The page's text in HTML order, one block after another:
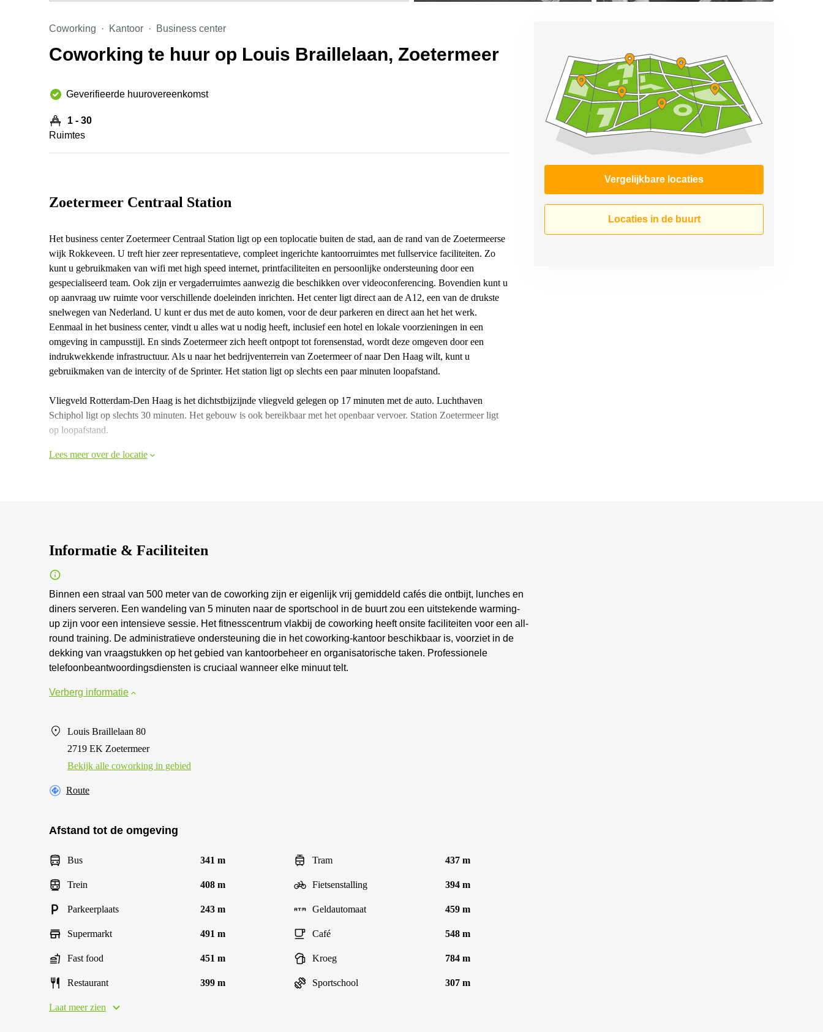
Coworking Kantoor Business center
Coworking te huur op Louis Braillelaan, Zoetermeer
Geverifieerde huurovereenkomst
1 - 30
Ruimtes
Vergelijkbare locaties
Locaties in de buurt
Zoetermeer Centraal Station
Het business center Zoetermeer Centraal Station ligt op een toplocatie buiten de stad, aan de rand van de Zoetermeerse
wijk Rokkeveen. U treft hier zeer representatieve, compleet ingerichte kantoorruimtes met fullservice faciliteiten. Zo
kunt u gebruikmaken van wifi met high speed internet, printfaciliteiten en persoonlijke ondersteuning door een
gespecialiseerd team. Ook zijn er vergaderruimtes aanwezig die beschikken over videoconferencing. Bovendien kunt u
op aanvraag uw ruimte voor verschillende doeleinden inrichten. Het center ligt direct aan de A12, een van de drukste
snelwegen van Nederland. U kunt er dus met de auto komen, voor de deur parkeren en direct aan het het werk.
Eenmaal in het business center, vindt u alles wat u nodig heeft, inclusief een hotel en lokale voorzieningen in een
omgeving in campusstijl. En sinds Zoetermeer zich heeft ontpopt tot forensenstad, wordt deze omgeven door een
indrukwekkende infrastructuur. Als u naar het bedrijventerrein van Zoetermeer of naar Den Haag wilt, kunt u
gebruikmaken van de intercity of de Sprinter. Het station ligt op slechts een paar minuten loopafstand.
Vliegveld Rotterdam-Den Haag is het dichtstbijzijnde vliegveld gelegen op 17 minuten met de auto. Luchthaven
Schiphol ligt op slechts 30 minuten. Het gebouw is ook bereikbaar met het openbaar vervoer. Station Zoetermeer ligt
op loopafstand.
Lees meer over de locatie
Informatie & Faciliteiten
Binnen een straal van 500 meter van de coworking zijn er eigenlijk vrij gemiddeld cafés die ontbijt, lunches en
diners serveren. Een wandeling van 5 minuten naar de sportschool in de buurt zou een uitstekende warming-
up zijn voor een intensieve sessie. Het fitnesscentrum vlakbij de coworking heeft onsite faciliteiten voor een all-
round training. De administratieve ondersteuning die in het coworking-kantoor beschikbaar is, voorziet in de
dekking van vraagstukken op het gebied van kantoorbeheer en organisatorische taken. Professionele
telefoonbeantwoordingsdiensten is cruciaal wanneer elke minuut telt.
Verberg informatie
Louis Braillelaan 80
2719 EK Zoetermeer
Bekijk alle сoworking in gebied
Route
Afstand tot de omgeving
Bus 341 m Tram 437 m
Trein 408 m Fietsenstalling 394 m
Parkeerplaats 243 m Geldautomaat 459 m
Supermarkt 491 m Café 548 m
Fast food 451 m Kroeg 784 m
Restaurant 399 m Sportschool 307 m
Laat meer zien